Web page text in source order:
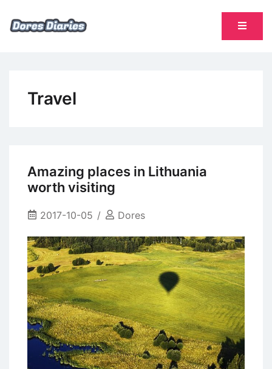
Travel
Amazing places in Lithuania
worth visiting
2017-10-05 Dores